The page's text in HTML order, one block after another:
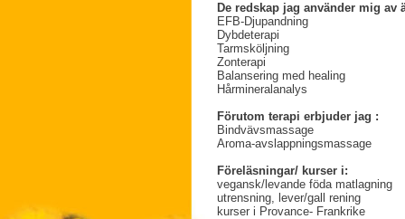
De redskap jag använder mig av
EFB-Djupandning
Dybdeterapi
Tarmsköljning
Zonterapi
Balansering med healing
Hårmineralanalys
Förutom terapi erbjuder jag :
Bindvävsmassage
Aroma-avslappningsmassage
Föreläsningar/ kurser i:
vegansk/levande föda matlagning
utrensning, lever/gall rening
kurser i Provance- Frankrike